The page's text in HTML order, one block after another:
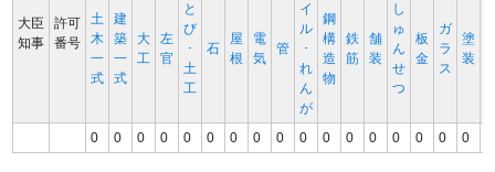
大臣
知事
許可
番号
土
木
一
式
建
築
一
式
大
工
左
官
と
び
･
土
工
石
屋
根
電
気
管
イ
ル
･
れ
ん
が
鋼
構
造
物
鉄
筋
舗
装
し
ゅ
ん
せ
つ
板
金
ガ
ラ
ス
塗
装
0 0 0 0 0 0 0 0 0 0 0 0 0 0 0 0 0